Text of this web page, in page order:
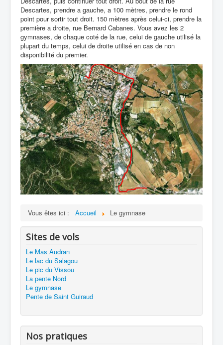
Descartes, prendre a gauche, a 100 mètres, prendre le rond
point pour sortir tout droit. 150 mètres après celui-ci, prendre la
première a droite, rue Bernard Cabanes. Vous avez les 2
gymnases, de chaque coté de la rue, celui de gauche utilisé la
plupart du temps, celui de droite utilisé en cas de non
disponibilité du premier.
Vous êtes ici : Accueil Le gymnase
Sites de vols
Le Mas Audran
Le lac du Salagou
Le pic du Vissou
La pente Nord
Le gymnase
Pente de Saint Guiraud
Nos pratiques